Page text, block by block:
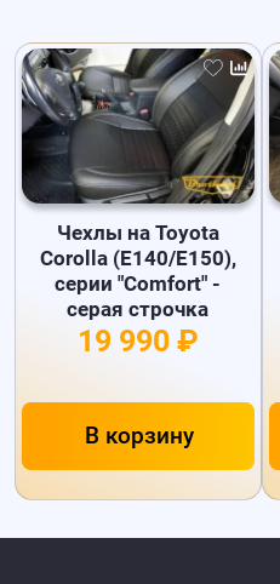
Чехлы на Toyota
Corolla (E140/E150),
серии "Comfort" -
серая строчка
19 990 ₽
В корзину